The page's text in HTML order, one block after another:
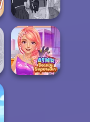
The Fly Squad:
#squadgoals